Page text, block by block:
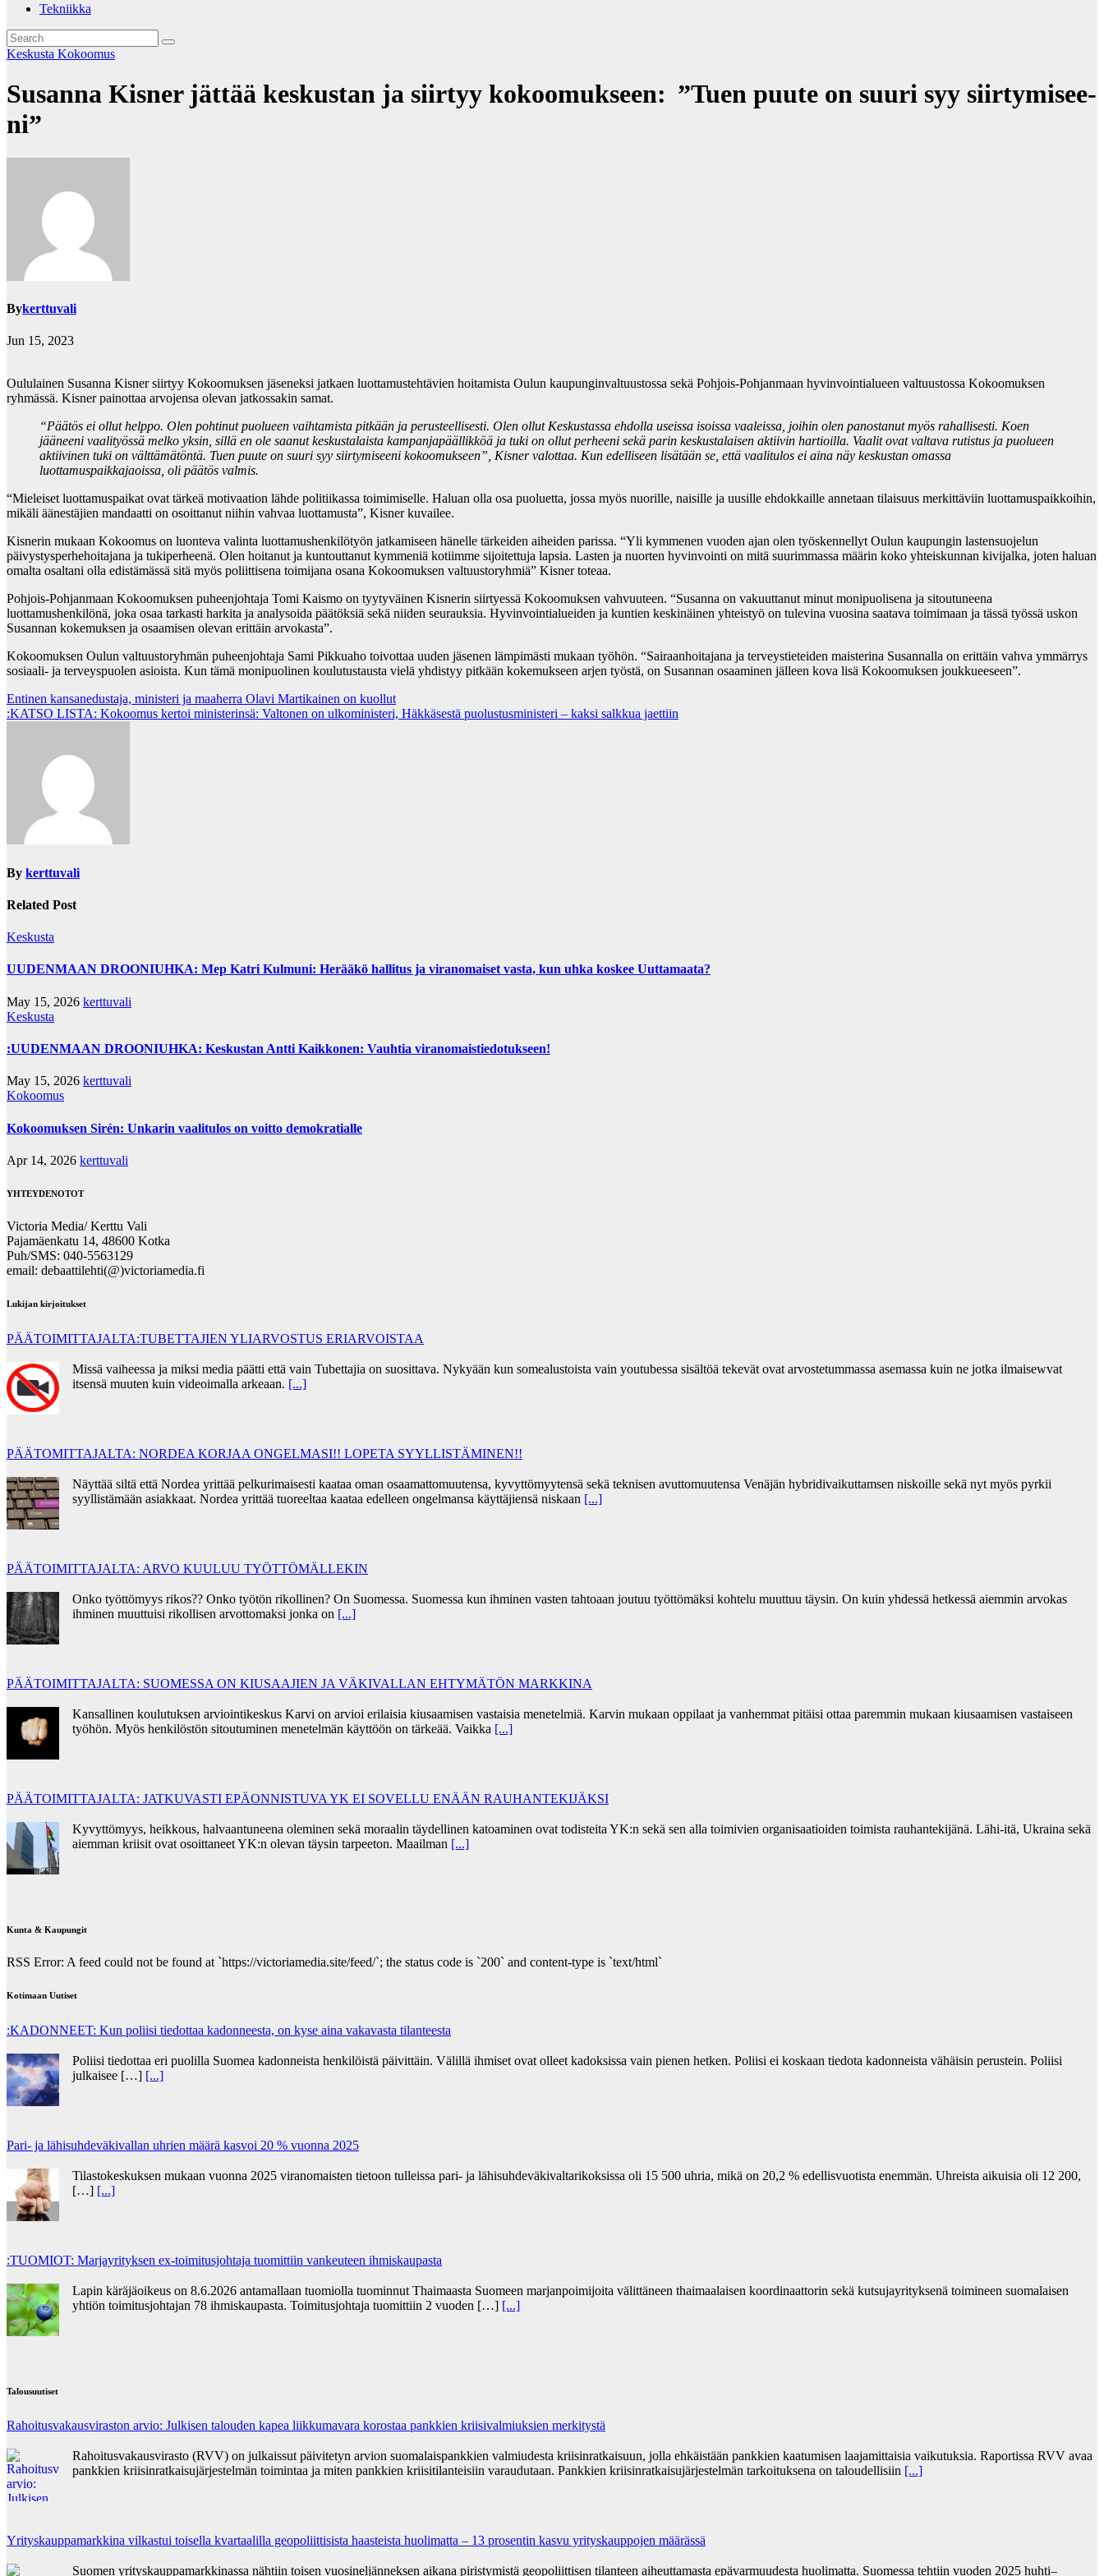
Tekniikka
Keskusta Kokoomus
Susanna Kisner jättää kes­kus­tan ja siirtyy ko­koo­muk­seen: ”Tuen puute on suuri syy siir­ty­mi­see­
ni”
Bykerttuvali
Jun 15, 2023
Oululainen Susanna Kisner siirtyy Kokoomuksen jäseneksi jatkaen luottamustehtävien hoitamista Oulun kaupunginvaltuustossa sekä Pohjois-Pohjanmaan hyvinvointialueen valtuustossa Kokoomuksen
ryhmässä. Kisner painottaa arvojensa olevan jatkossakin samat.
“Päätös ei ollut helppo. Olen pohtinut puolueen vaihtamista pitkään ja perusteellisesti. Olen ollut Keskustassa ehdolla useissa isoissa vaaleissa, joihin olen panostanut myös rahallisesti. Koen
jääneeni vaalityössä melko yksin, sillä en ole saanut keskustalaista kampanjapäällikköä ja tuki on ollut perheeni sekä parin keskustalaisen aktiivin hartioilla. Vaalit ovat valtava rutistus ja puolueen
aktiivinen tuki on välttämätöntä. Tuen puute on suuri syy siirtymiseeni kokoomukseen”, Kisner valottaa. Kun edelliseen lisätään se, että vaalitulos ei aina näy keskustan omassa
luottamuspaikkajaoissa, oli päätös valmis.
“Mieleiset luottamuspaikat ovat tärkeä motivaation lähde politiikassa toimimiselle. Haluan olla osa puoluetta, jossa myös nuorille, naisille ja uusille ehdokkaille annetaan tilaisuus merkittäviin luottamuspaikkoihin,
mikäli äänestäjien mandaatti on osoittanut niihin vahvaa luottamusta”, Kisner kuvailee.
Kisnerin mukaan Kokoomus on luonteva valinta luottamushenkilötyön jatkamiseen hänelle tärkeiden aiheiden parissa. “Yli kymmenen vuoden ajan olen työskennellyt Oulun kaupungin lastensuojelun
päivystysperhehoitajana ja tukiperheenä. Olen hoitanut ja kuntouttanut kymmeniä kotiimme sijoitettuja lapsia. Lasten ja nuorten hyvinvointi on mitä suurimmassa määrin koko yhteiskunnan kivijalka, joten haluan
omalta osaltani olla edistämässä sitä myös poliittisena toimijana osana Kokoomuksen valtuustoryhmiä” Kisner toteaa.
Pohjois-Pohjanmaan Kokoomuksen puheenjohtaja Tomi Kaismo on tyytyväinen Kisnerin siirtyessä Kokoomuksen vahvuuteen. “Susanna on vakuuttanut minut monipuolisena ja sitoutuneena
luottamushenkilönä, joka osaa tarkasti harkita ja analysoida päätöksiä sekä niiden seurauksia. Hyvinvointialueiden ja kuntien keskinäinen yhteistyö on tulevina vuosina saatava toimimaan ja tässä työssä uskon
Susannan kokemuksen ja osaamisen olevan erittäin arvokasta”.
Kokoomuksen Oulun valtuustoryhmän puheenjohtaja Sami Pikkuaho toivottaa uuden jäsenen lämpimästi mukaan työhön. “Sairaanhoitajana ja terveystieteiden maisterina Susannalla on erittäin vahva ymmärrys
sosiaali- ja terveyspuolen asioista. Kun tämä monipuolinen koulutustausta vielä yhdistyy pitkään kokemukseen arjen työstä, on Susannan osaaminen jälleen kova lisä Kokoomuksen joukkueeseen”.
Post
navigation
Entinen kansanedustaja, ministeri ja maaherra Olavi Martikainen on kuollut
:KATSO LISTA: Kokoomus kertoi ministerinsä: Valtonen on ulkoministeri, Häkkäsestä puolustusministeri – kaksi salkkua jaettiin
By kerttuvali
Related Post
Keskusta
UUDENMAAN DROONIUHKA: Mep Katri Kulmuni: Herääkö hallitus ja viranomaiset vasta, kun uhka koskee Uuttamaata?
May 15, 2026 kerttuvali
Keskusta
:UUDENMAAN DROONIUHKA: Keskustan Antti Kaikkonen: Vauhtia viranomaistiedotukseen!
May 15, 2026 kerttuvali
Kokoomus
Kokoomuksen Sirén: Unkarin vaalitulos on voitto demokratialle
Apr 14, 2026 kerttuvali
YHTEYDENOTOT
Victoria Media/ Kerttu Vali
Pajamäenkatu 14, 48600 Kotka
Puh/SMS: 040-5563129
email: debaattilehti(@)victoriamedia.fi
Lukijan kirjoitukset
PÄÄTOIMITTAJALTA:TUBETTAJIEN YLIARVOSTUS ERIARVOISTAA
Missä vaiheessa ja miksi media päätti että vain Tubettajia on suosittava. Nykyään kun somealustoista vain youtubessa sisältöä tekevät ovat arvostetummassa asemassa kuin ne jotka ilmaisewvat
itsensä muuten kuin videoimalla arkeaan. [...]
PÄÄTOMITTAJALTA: NORDEA KORJAA ONGELMASI!! LOPETA SYYLLISTÄMINEN!!
Näyttää siltä että Nordea yrittää pelkurimaisesti kaataa oman osaamattomuutensa, kyvyttömyytensä sekä teknisen avuttomuutensa Venäjän hybridivaikuttamsen niskoille sekä nyt myös pyrkii
syyllistämään asiakkaat. Nordea yrittää tuoreeltaa kaataa edelleen ongelmansa käyttäjiensä niskaan [...]
PÄÄTOIMITTAJALTA: ARVO KUULUU TYÖTTÖMÄLLEKIN
Onko työttömyys rikos?? Onko työtön rikollinen? On Suomessa. Suomessa kun ihminen vasten tahtoaan joutuu työttömäksi kohtelu muuttuu täysin. On kuin yhdessä hetkessä aiemmin arvokas
ihminen muuttuisi rikollisen arvottomaksi jonka on [...]
PÄÄTOIMITTAJALTA: SUOMESSA ON KIUSAAJIEN JA VÄKIVALLAN EHTYMÄTÖN MARKKINA
Kansallinen koulutuksen arviointikeskus Karvi on arvioi erilaisia kiusaamisen vastaisia menetelmiä. Karvin mukaan oppilaat ja vanhemmat pitäisi ottaa paremmin mukaan kiusaamisen vastaiseen
työhön. Myös henkilöstön sitoutuminen menetelmän käyttöön on tärkeää. Vaikka [...]
PÄÄTOIMITTAJALTA: JATKUVASTI EPÄONNISTUVA YK EI SOVELLU ENÄÄN RAUHANTEKIJÄKSI
Kyvyttömyys, heikkous, halvaantuneena oleminen sekä moraalin täydellinen katoaminen ovat todisteita YK:n sekä sen alla toimivien organisaatioiden toimista rauhantekijänä. Lähi-itä, Ukraina sekä
aiemman kriisit ovat osoittaneet YK:n olevan täysin tarpeeton. Maailman [...]
Kunta & Kaupungit
RSS Error: A feed could not be found at `https://victoriamedia.site/feed/`; the status code is `200` and content-type is `text/html`
Kotimaan Uutiset
:KADONNEET: Kun poliisi tiedottaa kadonneesta, on kyse aina vakavasta tilanteesta
Poliisi tiedottaa eri puolilla Suomea kadonneista henkilöistä päivittäin. Välillä ihmiset ovat olleet kadoksissa vain pienen hetken. Poliisi ei koskaan tiedota kadonneista vähäisin perustein. Poliisi
julkaisee […] [...]
Pari- ja lähisuhdeväkivallan uhrien määrä kasvoi 20 % vuonna 2025
Tilastokeskuksen mukaan vuonna 2025 viranomaisten tietoon tulleissa pari- ja lähisuhdeväkivaltarikoksissa oli 15 500 uhria, mikä on 20,2 % edellisvuotista enemmän. Uhreista aikuisia oli 12 200,
[…] [...]
:TUOMIOT: Marjayrityksen ex-toimitusjohtaja tuomittiin vankeuteen ihmiskaupasta
Lapin käräjäoikeus on 8.6.2026 antamallaan tuomiolla tuominnut Thaimaasta Suomeen marjanpoimijoita välittäneen thaimaalaisen koordinaattorin sekä kutsujayrityksenä toimineen suomalaisen
yhtiön toimitusjohtajan 78 ihmiskaupasta. Toimitusjohtaja tuomittiin 2 vuoden […] [...]
Talousuutiset
Rahoitusvakausviraston arvio: Julkisen talouden kapea liikkumavara korostaa pankkien kriisivalmiuksien merkitystä
Rahoitusvakausvirasto (RVV) on julkaissut päivitetyn arvion suomalaispankkien valmiudesta kriisinratkaisuun, jolla ehkäistään pankkien kaatumisen laajamittaisia vaikutuksia. Raportissa RVV avaa
pankkien kriisinratkaisujärjestelmän toimintaa ja miten pankkien kriisitilanteisiin varaudutaan. Pankkien kriisinratkaisujärjestelmän tarkoituksena on taloudellisiin [...]
Yrityskauppamarkkina vilkastui toisella kvartaalilla geopoliittisista haasteista huolimatta – 13 prosentin kasvu yrityskauppojen määrässä
Suomen yrityskauppamarkkinassa nähtiin toisen vuosineljänneksen aikana piristymistä geopoliittisen tilanteen aiheuttamasta epävarmuudesta huolimatta. Suomessa tehtiin vuoden 2025 huhti–